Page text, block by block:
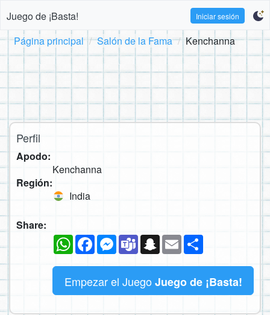
Juego de ¡Basta! Iniciar sesión
Página principal Salón de la Fama Kenchanna
Perfil
Apodo:
Kenchanna
Región:
India
Share:
WhatsAppFacebookMessenger
TeamsSnapchat
Email
Empezar el Juego Juego de ¡Basta!